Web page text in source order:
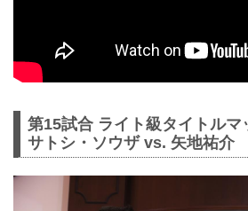
第15試合 ライト級タイトルマ
サトシ・ソウザ vs. 矢地祐介